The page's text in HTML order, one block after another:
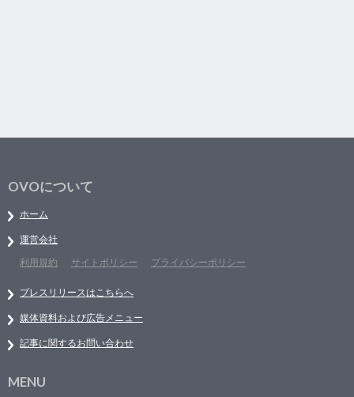
OVOについて
ホーム
運営会社
利用規約
サイトポリシー プライバシーポリシー
プレスリリースはこちらへ
媒体資料および広告メニュー
記事に関するお問い合わせ
MENU